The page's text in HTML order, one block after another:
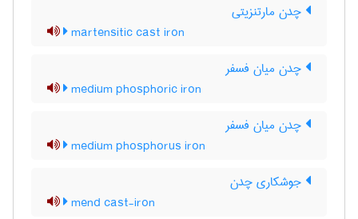
چدن مارتنزیتی
martensitic cast iron
چدن میان فسفر
medium phosphoric iron
چدن میان فسفر
medium phosphorus iron
جوشکاری چدن
mend cast-iron